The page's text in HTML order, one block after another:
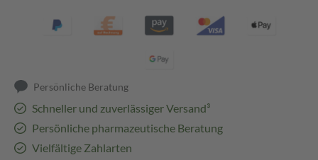
Persönliche Beratung
Schneller und zuverlässiger Versand³
Persönliche pharmazeutische Beratung
Vielfältige Zahlarten